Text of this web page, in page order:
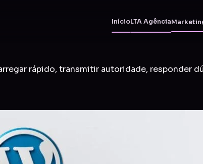
InícioLTA Agência
rápido, transmitir autoridade, responder